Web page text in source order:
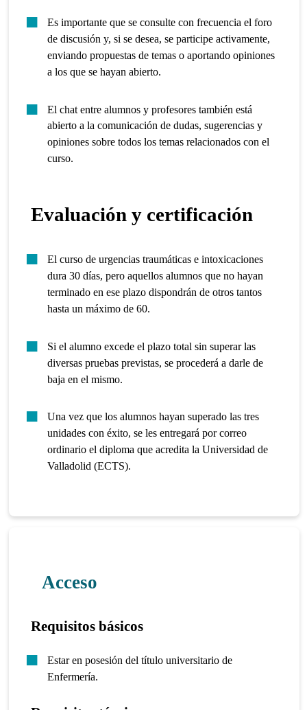
Es importante que se consulte con frecuencia el foro
de discusión y, si se desea, se participe activamente,
enviando propuestas de temas o aportando opiniones
a los que se hayan abierto.
El chat entre alumnos y profesores también está
abierto a la comunicación de dudas, sugerencias y
opiniones sobre todos los temas relacionados con el
curso.
Evaluación y certificación
El curso de urgencias traumáticas e intoxicaciones
dura 30 días, pero aquellos alumnos que no hayan
terminado en ese plazo dispondrán de otros tantos
hasta un máximo de 60.
Si el alumno excede el plazo total sin superar las
diversas pruebas previstas, se procederá a darle de
baja en el mismo.
Una vez que los alumnos hayan superado las tres
unidades con éxito, se les entregará por correo
ordinario el diploma que acredita la Universidad de
Valladolid (ECTS).
Acceso
Requisitos básicos
Estar en posesión del título universitario de
Enfermería.